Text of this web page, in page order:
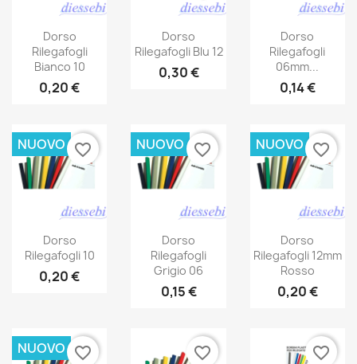
Dorso
Rilegafogli
Bianco 10
0,20 €
Dorso
Rilegafogli Blu 12
0,30 €
Dorso
Rilegafogli
06mm...
0,14 €
Dorso
Rilegafogli 10
0,20 €
NUOVO favorite_border
Dorso
Rilegafogli
Grigio 06
0,15 €
NUOVO favorite_border
Dorso
Rilegafogli 12mm
Rosso
0,20 €
NUOVO favorite_border
NUOVO favorite_border favorite_border favorite_border